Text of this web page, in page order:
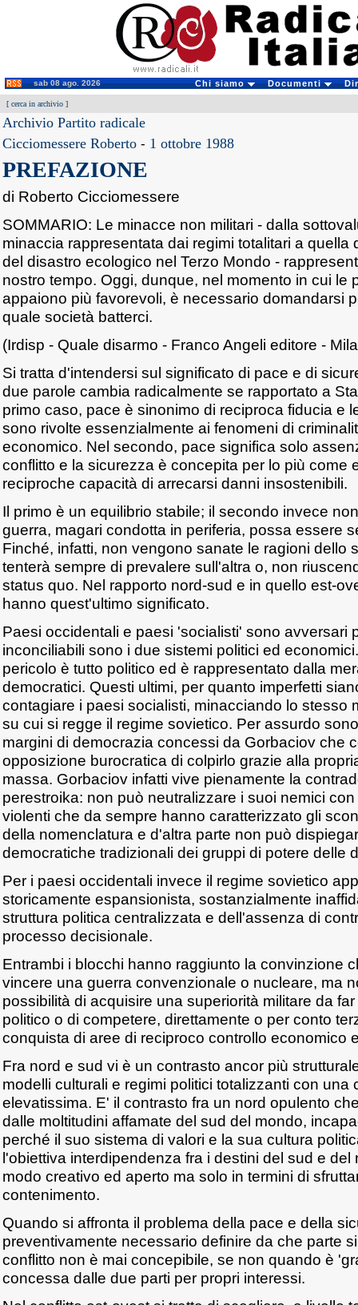
sab 08 ago. 2026 Chi siamo Documenti
[ cerca in archivio ]
Archivio Partito radicale
Cicciomessere Roberto - 1 ottobre 1988
PREFAZIONE
di Roberto Cicciomessere
SOMMARIO: Le minacce non militari - dalla
minaccia rappresentata dai regimi totalitari a quella
del disastro ecologico nel Terzo Mondo -
nostro tempo. Oggi, dunque, nel momento in cui le
appaiono più favorevoli, è necessario domandarsi
quale società batterci.
(Irdisp - Quale disarmo - Franco Angeli editore -
Si tratta d'intendersi sul significato di pace e di
due parole cambia radicalmente se rapportato a
primo caso, pace è sinonimo di reciproca fiducia e
sono rivolte essenzialmente ai fenomeni di
economico. Nel secondo, pace significa solo
conflitto e la sicurezza è concepita per lo più come
reciproche capacità di arrecarsi danni insostenibili.
Il primo è un equilibrio stabile; il secondo invece
guerra, magari condotta in periferia, possa essere
Finché, infatti, non vengono sanate le ragioni dello
tenterà sempre di prevalere sull'altra o, non
status quo. Nel rapporto nord-sud e in quello est-
hanno quest'ultimo significato.
Paesi occidentali e paesi 'socialisti' sono avversari
inconciliabili sono i due sistemi politici ed
pericolo è tutto politico ed è rappresentato dalla
democratici. Questi ultimi, per quanto imperfetti
contagiare i paesi socialisti, minacciando lo stesso
su cui si regge il regime sovietico. Per assurdo
margini di democrazia concessi da Gorbaciov che
opposizione burocratica di colpirlo grazie alla
massa. Gorbaciov infatti vive pienamente la
perestroika: non può neutralizzare i suoi nemici
violenti che da sempre hanno caratterizzato gli
della nomenclatura e d'altra parte non può
democratiche tradizionali dei gruppi di potere delle
Per i paesi occidentali invece il regime sovietico
storicamente espansionista, sostanzialmente
struttura politica centralizzata e dell'assenza di
processo decisionale.
Entrambi i blocchi hanno raggiunto la convinzione
vincere una guerra convenzionale o nucleare, ma
possibilità di acquisire una superiorità militare da
politico o di competere, direttamente o per conto
conquista di aree di reciproco controllo economico
Fra nord e sud vi è un contrasto ancor più
modelli culturali e regimi politici totalizzanti con una
elevatissima. E' il contrasto fra un nord opulento
dalle moltitudini affamate del sud del mondo,
perché il suo sistema di valori e la sua cultura
l'obiettiva interdipendenza fra i destini del sud e del
modo creativo ed aperto ma solo in termini di
contenimento.
Quando si affronta il problema della pace e della
preventivamente necessario definire da che parte
conflitto non è mai concepibile, se non quando è
concessa dalle due parti per propri interessi.